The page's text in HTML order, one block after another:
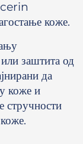
коже.
заштита од
да
коже и
стручности